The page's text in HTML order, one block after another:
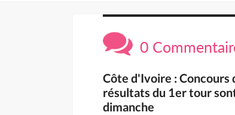
0
Côte d'Ivoire : Concours
résultats du 1er tour
dimanche